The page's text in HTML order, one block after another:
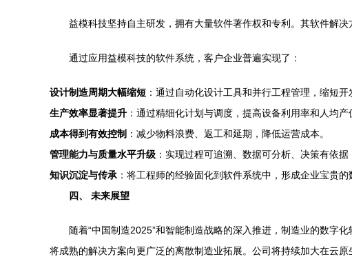
益模科技坚持自主研发，拥有大量软件著作权和专利。其软件解
通过应用益模科技的软件系统，客户企业普遍实现了：
设计制造周期大幅缩短 ：通过自动化设计工具和并行工程管理，缩短开
生产效率显著提升 ：通过精细化计划与调度，提高设备利用率和人均产
成本得到有效控制 ：减少物料浪费、返工和延期，降低运营成本。
管理能力与质量水平升级 ：实现过程可追溯、数据可分析、决策有依据
知识沉淀与传承 ：将工程师的经验固化到软件系统中，形成企业宝贵的
四、 未来展望
随着“中国制造2025”和智能制造战略的深入推进，制造业的数字
将成熟的解决方案向更广泛的离散制造业拓展。公司将持续加大在云